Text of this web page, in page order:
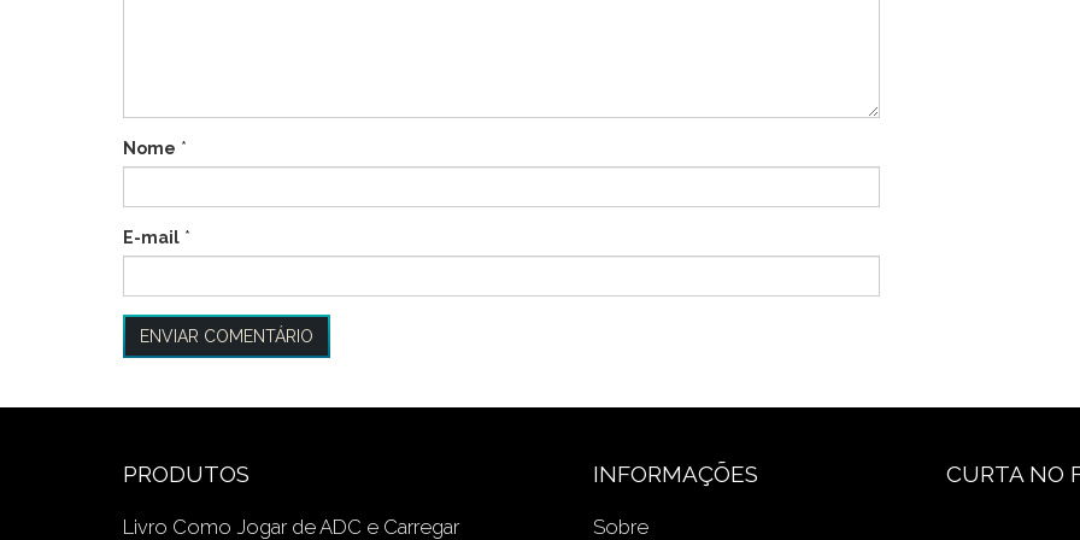
Nome *
E-mail *
PRODUTOS
Livro Como Jogar de ADC e Carregar
INFORMAÇÕES
Sobre
CURTA NO